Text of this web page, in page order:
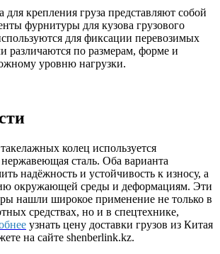
крепления груза представляют собой
фурнитуры для кузова грузового
для фиксации перевозимых
различаются по размерам, форме и
уровню нагрузки.
колец используется
сталь. Оба варианта
надёжность и устойчивость к износу, а
окружающей среды и деформациям. Эти
нашли широкое применение не только в
средствах, но и в спецтехнике,
узнать цену доставки грузов из Китая
на сайте shenberlink.kz.